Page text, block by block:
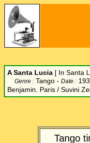
A Santa Lucia [ In Santa
Genre : Tango - Date :
Benjamin. Paris / Suvini
Tango